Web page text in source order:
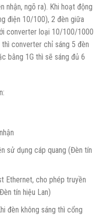
nhận, ngõ ra). Khi hoạt động
điện 10/100), 2 đèn giữa
converter loại 10/100/1000
converter chỉ sáng 5 đèn
bằng 1G thì sẽ sáng đủ 6
sử dụng cáp quang (Đèn tín
Ethernet, cho phép truyền
tín hiệu Lan)
đèn không sáng thì cổng